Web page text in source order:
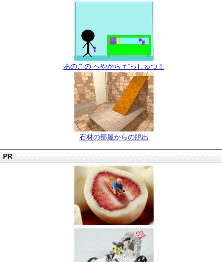
あのこの へやから だっしゅつ！
石材の部屋からの脱出
PR